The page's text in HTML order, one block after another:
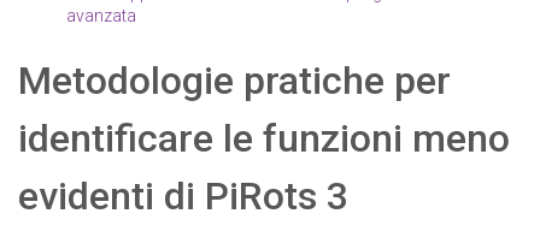
avanzata
Metodologie pratiche per
identificare le funzioni meno
evidenti di PiRots 3